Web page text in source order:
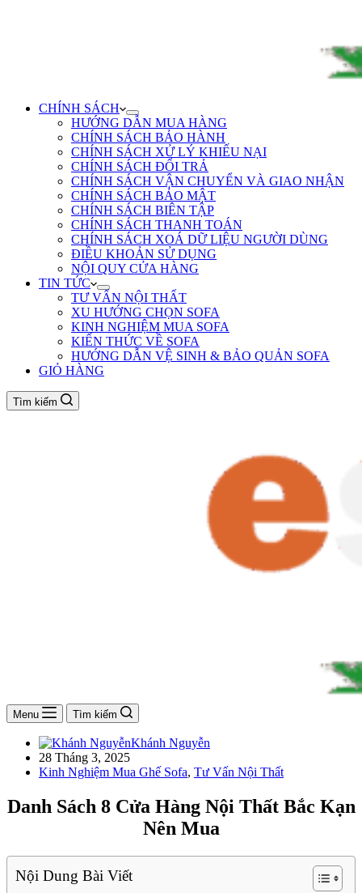
CHÍNH SÁCH
HƯỚNG DẪN MUA HÀNG
CHÍNH SÁCH BẢO HÀNH
CHÍNH SÁCH XỬ LÝ KHIẾU NẠI
CHÍNH SÁCH ĐỔI TRẢ
CHÍNH SÁCH VẬN CHUYỂN VÀ GIAO NHẬN
CHÍNH SÁCH BẢO MẬT
CHÍNH SÁCH BIÊN TẬP
CHÍNH SÁCH THANH TOÁN
CHÍNH SÁCH XOÁ DỮ LIỆU NGƯỜI DÙNG
ĐIỀU KHOẢN SỬ DỤNG
NỘI QUY CỬA HÀNG
TIN TỨC
TƯ VẤN NỘI THẤT
XU HƯỚNG CHỌN SOFA
KINH NGHIỆM MUA SOFA
KIẾN THỨC VỀ SOFA
HƯỚNG DẪN VỆ SINH & BẢO QUẢN SOFA
GIỎ HÀNG
Tìm kiếm
Menu Tìm kiếm
Khánh Nguyễn
28 Tháng 3, 2025
Kinh Nghiệm Mua Ghế Sofa, Tư Vấn Nội Thất
Danh Sách 8 Cửa Hàng Nội Thất Bắc Kạn
Nên Mua
Nội Dung Bài Viết